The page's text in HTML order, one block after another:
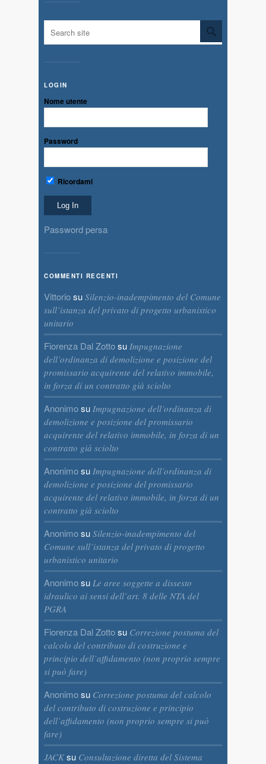
LOGIN
Nome utente
Password
Ricordami
Password persa
COMMENTI RECENTI
Vittoriosu Silenzio-inadempimento del Comune
sull’istanza del privato di progetto urbanistico
unitario
Fiorenza Dal Zottosu Impugnazione
dell’ordinanza di demolizione e posizione del
promissario acquirente del relativo immobile,
in forza di un contratto già sciolto
Anonimosu Impugnazione dell’ordinanza di
demolizione e posizione del promissario
acquirente del relativo immobile, in forza di un
contratto già sciolto
Anonimosu Impugnazione dell’ordinanza di
demolizione e posizione del promissario
acquirente del relativo immobile, in forza di un
contratto già sciolto
Anonimosu Silenzio-inadempimento del
Comune sull’istanza del privato di progetto
urbanistico unitario
Anonimosu Le aree soggette a dissesto
idraulico ai sensi dell’art. 8 delle NTA del
PGRA
Fiorenza Dal Zottosu Correzione postuma del
calcolo del contributo di costruzione e
principio dell’affidamento (non proprio sempre
si può fare)
Anonimosu Correzione postuma del calcolo
del contributo di costruzione e principio
dell’affidamento (non proprio sempre si può
fare)
JACKsu Consultazione diretta del Sistema